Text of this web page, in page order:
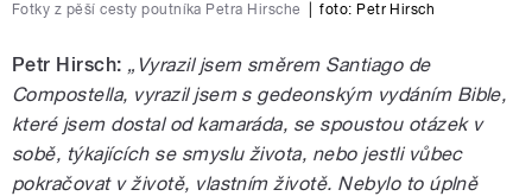
Fotky z pěší cesty poutníka Petra Hirsche foto: Petr Hirsch
Petr Hirsch: „Vyrazil jsem směrem Santiago de
Compostella, vyrazil jsem s gedeonským vydáním Bible,
které jsem dostal od kamaráda, se spoustou otázek v
sobě, týkajících se smyslu života, nebo jestli vůbec
pokračovat v životě, vlastním životě. Nebylo to úplně